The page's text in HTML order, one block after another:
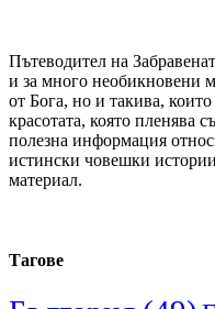
Пътеводител на
и за много необикновени
от Бога, но и такива,
красотата, която пленява
полезна информация
истински човешки
материал.
Тагове